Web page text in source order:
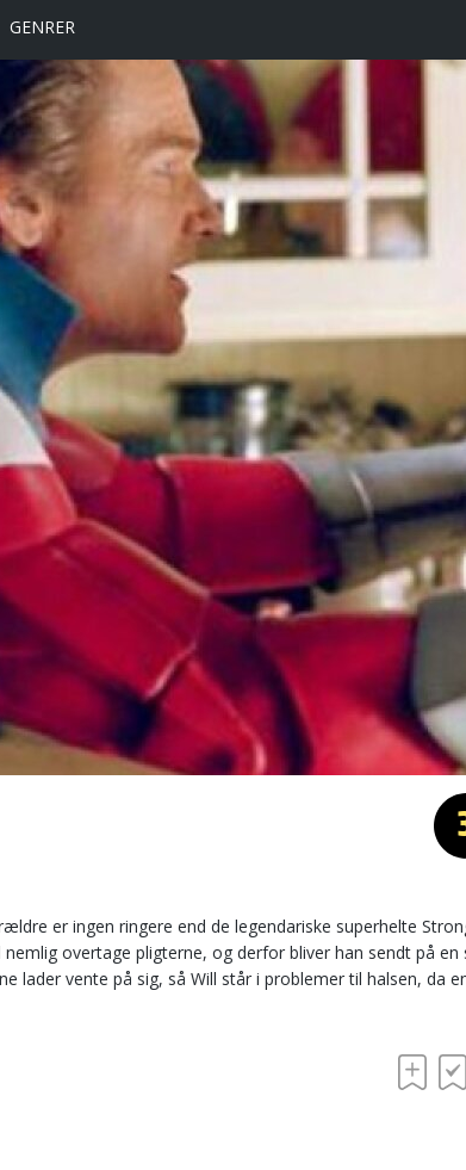
GENRER
er ingen ringere end de legendariske superhelte
overtage pligterne, og derfor bliver han sendt på
lader vente på sig, så Will står i problemer til halsen, da